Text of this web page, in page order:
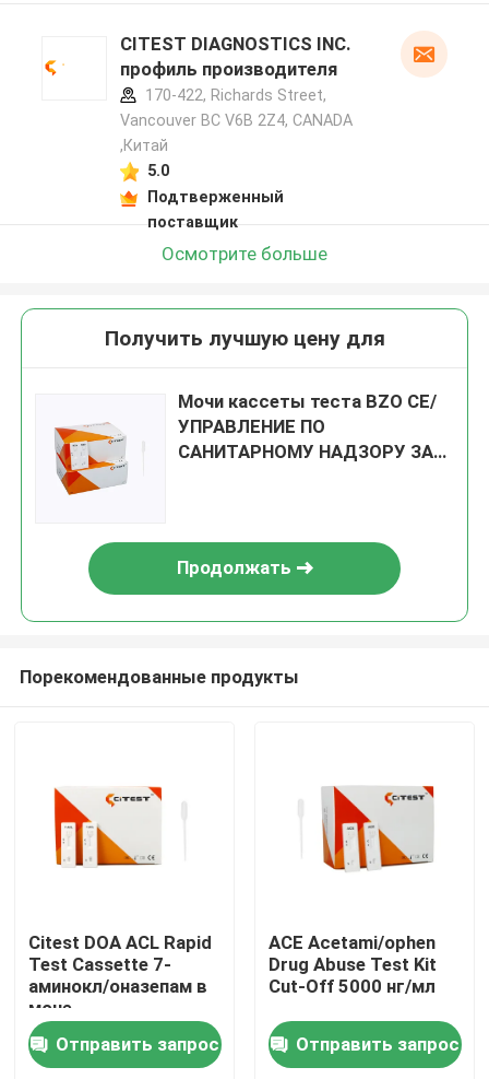
Дом
Продукты
О нас
CITEST DIAGNOSTICS INC.
профиль производителя
170-422, Richards Street,
Vancouver BC V6B 2Z4, CANADA
,Китай
5.0
Подтверженный
поставщик
Осмотрите больше
Получить лучшую цену для
Мочи кассеты теста BZO CE/
УПРАВЛЕНИЕ ПО
САНИТАРНОМУ НАДЗОРУ ЗА
Oxazepam быстрой главные
Продолжать
Порекомендованные продукты
Citest DOA ACL Rapid
Test Cassette 7-
аминокл/оназепам в
моче
Отправить запрос
ACE Acetami/ophen
Drug Abuse Test Kit
Cut-Off 5000 нг/мл
Отправить запрос